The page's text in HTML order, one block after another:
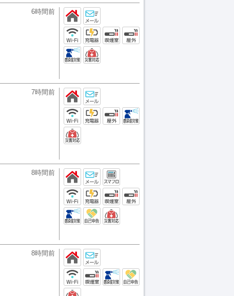
6時間前
7時間前
8時間前
8時間前